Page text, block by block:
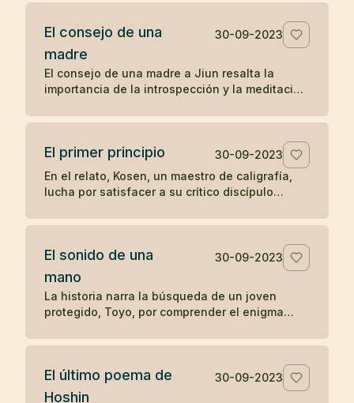
cambio de su atención. Su simple acción de
dejar caer y recoger su saco en respuesta a
preguntas sobre el significado y la realización
del zen, ilustra una enseñanza zen sobre la
simplicidad y el desapego.
El consejo de una
madre
30-09-2023
El consejo de una madre a Jiun resalta la
importancia de la introspección y la meditación
en contraposición a la mera acumulación de
de este relato, se subraya el valor del auto-
conocimiento personal sobre la enseñanza
erudita y superficial.
El primer principio
30-09-2023
En el relato, Kosen, un maestro de caligrafía,
lucha por satisfacer a su crítico discípulo
principio" que se tallará en la puerta del templo
una ausencia momentánea del discípulo para
finalmente crear una obra maestra. El relato
ilustra cómo la espontaneidad y la liberación
de juicios externos pueden conducir a la
creativa.
El sonido de una
mano
30-09-2023
La historia narra la búsqueda de un joven
protegido, Toyo, por comprender el enigma
sonido de una mano. A través de la meditación
mundanos, Toyo finalmente llega a la
realización del sonido insonoro, simbolizando
El último poema de
Hoshin
30-09-2023